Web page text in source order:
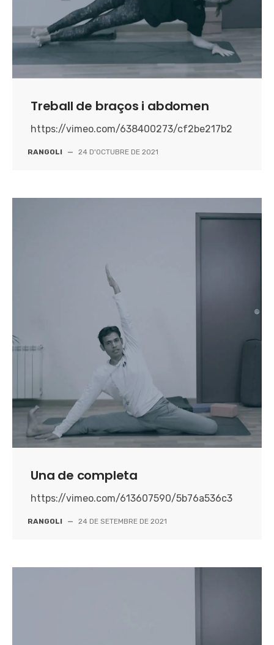
Treball de braços i abdomen
https://vimeo.com/638400273/cf2be217b2
RANGOLI — 24 D'OCTUBRE DE 2021
Una de completa
https://vimeo.com/613607590/5b76a536c3
RANGOLI — 24 DE SETEMBRE DE 2021